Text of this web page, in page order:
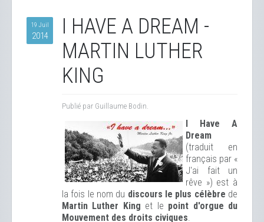
19 Juil
2014
I HAVE A DREAM -
MARTIN LUTHER
KING
Publié par Guillaume Bodin.
I Have A
Dream
(traduit en
français par «
J'ai fait un
rêve ») est à
la fois le nom du discours le plus célèbre de
Martin Luther King et le point d'orgue du
Mouvement des droits civiques.